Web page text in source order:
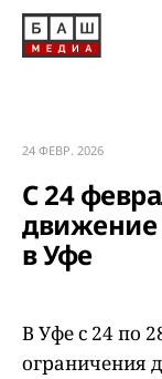
24 ФЕВР. 2026
С 24
движение
в Уфе
В Уфе с 24 по
ограничения